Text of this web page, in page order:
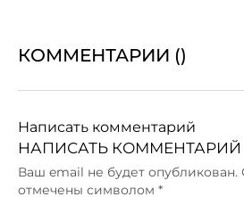
КОММЕНТАРИИ ()
Написать комментарий
НАПИСАТЬ КОММЕНТАРИЙ
Ваш email не будет опубликован.
отмечены символом *